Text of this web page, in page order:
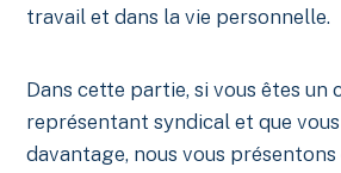
travail et dans la vie personnelle.
Dans cette partie, si vous êtes un
représentant syndical et que
davantage, nous vous